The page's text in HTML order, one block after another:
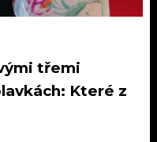
třemi
Které z